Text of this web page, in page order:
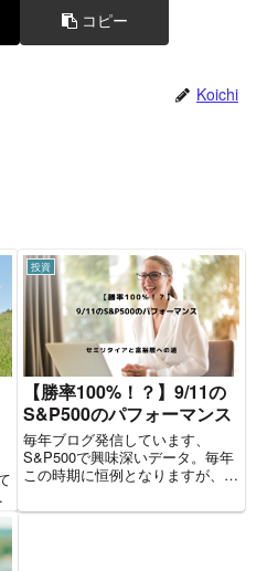
コピー
Koichi
投資
【勝率100%！？】9/11の
S&P500のパフォーマンス
毎年ブログ発信しています、
S&P500で興味深いデータ。毎年
この時期に恒例となりますが、類
アノマリーとは アノマリーと